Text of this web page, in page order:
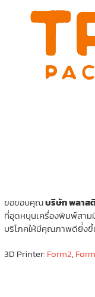
ขอขอบคุณบริษัท พลาส
ที่อุดหนุนเครื่องพิมพ์สาม
บริโภคให้มีคุณภาพดียิ่่ง
3D Printer: Form2,